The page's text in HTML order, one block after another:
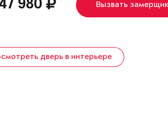
980 Вызвать
дверь в интерьере